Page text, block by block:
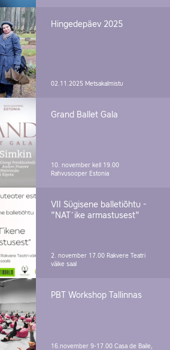
Hingedepäev 2025
02.11.2025 Metsakalmistu
Grand Ballet Gala
10. november kell 19.00
Rahvusooper Estonia
VII Sügisene balletiõhtu -
"NAT´ike armastusest"
2. november 17.00 Rakvere Teatri
väike saal
PBT Workshop Tallinnas
16.november 9-17.00 Casa de Baile,